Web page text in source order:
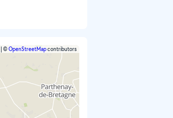
©OpenStreetMapcontributors